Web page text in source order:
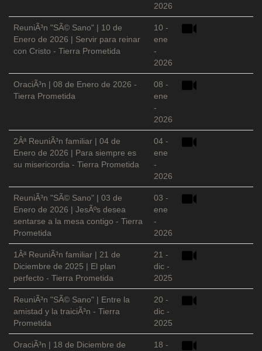
2026
ReuniÃ³n "SÃ© Sano" | 10 de
Enero de 2026 | Servir para reinar
con Cristo - Tierra Prometida
10 -
ene
-
2026
OraciÃ³n | 08 de Enero de 2026 -
Tierra Prometida
08 -
ene
-
2026
2Âª ReuniÃ³n familiar | 04 de
Enero de 2026 | Para siempre es
su misericordia - Tierra Prometida
04 -
ene
-
2026
ReuniÃ³n "SÃ© Sano" | 03 de
Enero de 2026 | JesÃºs desea
sentarse a la mesa contigo - Tierra
Prometida
03 -
ene
-
2026
1Âª ReuniÃ³n familiar | 21 de
Diciembre de 2025 | El plan
perfecto - Tierra Prometida
21 -
dic -
2025
ReuniÃ³n "SÃ© Sano" | Entre la
amistad y la traiciÃ³n - Tierra
Prometida
20 -
dic -
2025
OraciÃ³n | 18 de Diciembre de
18 -